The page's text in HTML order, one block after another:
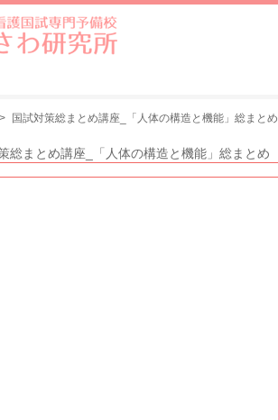
国試対策総まとめ講座_「人体の構造と機能」総まとめ
総まとめ講座_「人体の構造と機能」総まとめ